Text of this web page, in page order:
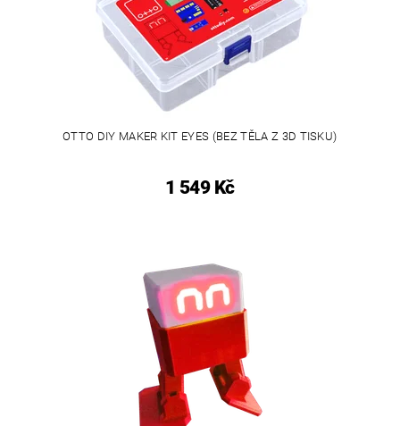
OTTO DIY MAKER KIT EYES (BEZ TĚLA Z 3D TISKU)
1 549 Kč